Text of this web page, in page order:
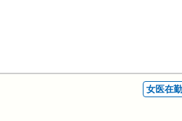
女医在勤